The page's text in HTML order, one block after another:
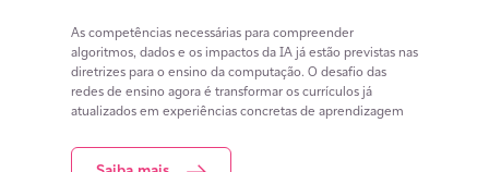
As competências necessárias para compreender
algoritmos, dados e os impactos da IA já estão previstas nas
diretrizes para o ensino da computação. O desafio das
redes de ensino agora é transformar os currículos já
atualizados em experiências concretas de aprendizagem